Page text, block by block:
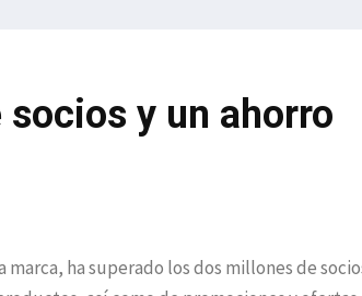
y un ahorro
ha superado los dos millones de